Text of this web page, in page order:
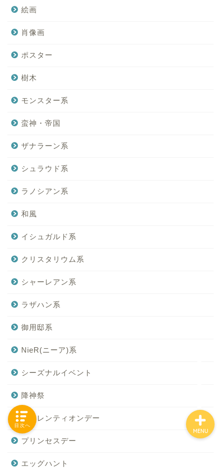
絵画
肖像画
ポスター
樹木
モンスター系
蛮神・帝国
ザナラーン系
シュラウド系
ラノシアン系
和風
イシュガルド系
クリスタリウム系
シャーレアン系
ラザハン系
御用邸系
NieR(ニーア)系
シーズナルイベント
降神祭
ヴァレンティオンデー
プリンセスデー
エッグハント
MENU
目次へ